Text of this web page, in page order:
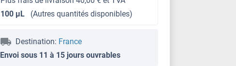
100 μL
(Autres quantités disponibles)
Destination: France
Envoi sous 11 à 15 jours ouvrables